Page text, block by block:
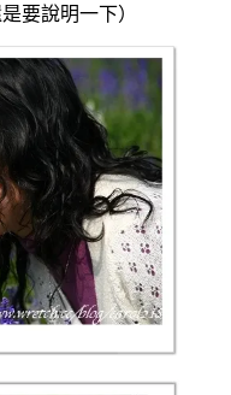
要說明一下）